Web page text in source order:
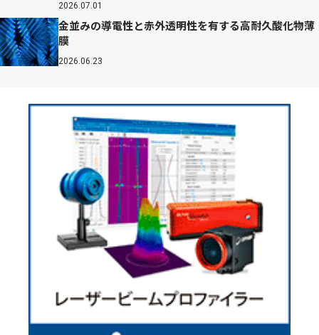
2026.07.01
金並みの導電性と赤外透明性を有する高耐久酸化物薄
膜
2026.06.23